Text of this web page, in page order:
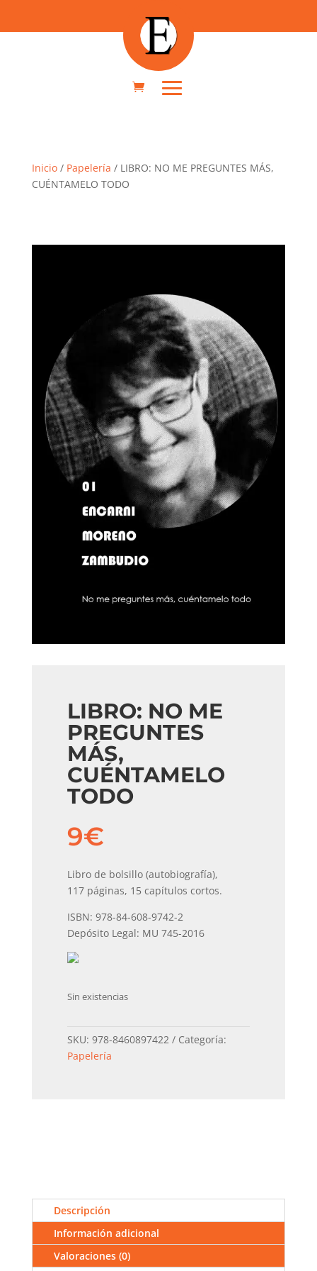
Inicio/ Papelería / LIBRO: NO ME PREGUNTES MÁS,
CUÉNTAMELO TODO
LIBRO: NO ME
PREGUNTES
MÁS,
CUÉNTAMELO
TODO
9€
Libro de bolsillo (autobiografía),
117 páginas, 15 capítulos cortos.
ISBN: 978-84-608-9742-2
Depósito Legal: MU 745-2016
Sin existencias
SKU: 978-8460897422
Categoría:
Papelería
Descripción
Información adicional
Valoraciones (0)